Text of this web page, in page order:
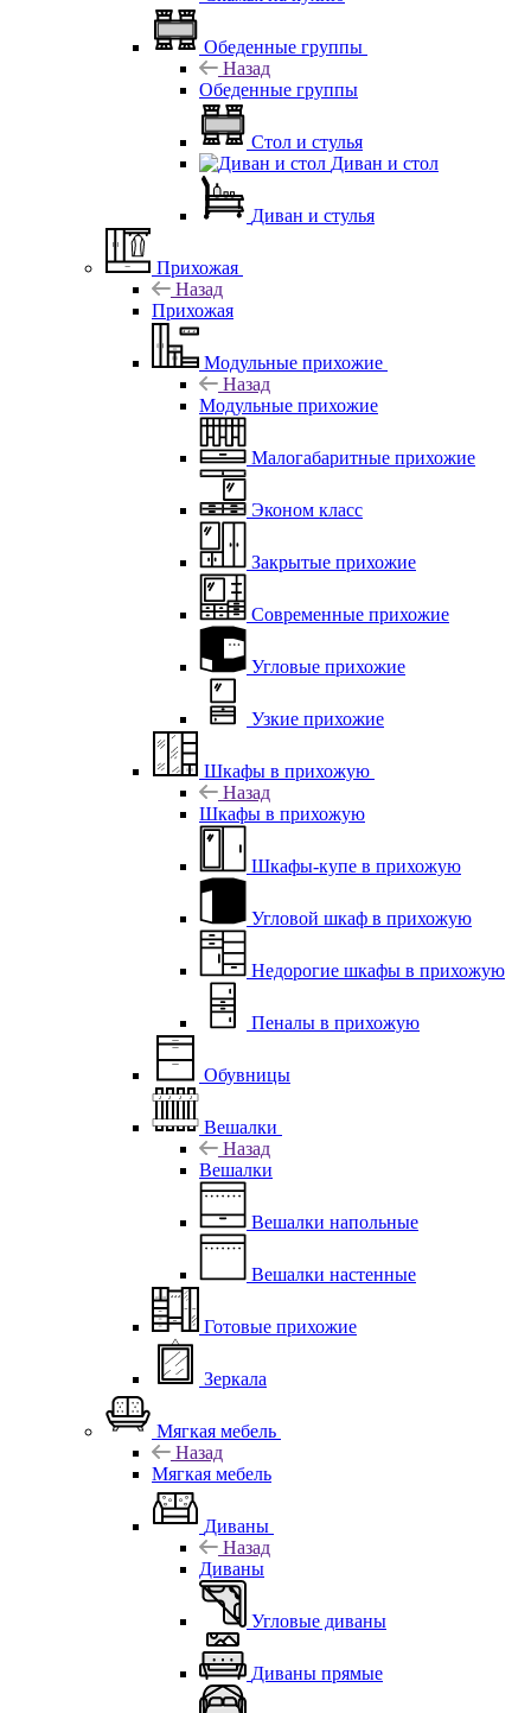
Обеденные группы
Назад
Обеденные группы
Стол и стулья
Диван и стол
Диван и стулья
Прихожая
Назад
Прихожая
Модульные прихожие
Назад
Модульные прихожие
Малогабаритные прихожие
Эконом класс
Закрытые прихожие
Современные прихожие
Угловые прихожие
Узкие прихожие
Шкафы в прихожую
Назад
Шкафы в прихожую
Шкафы-купе в прихожую
Угловой шкаф в прихожую
Недорогие шкафы в прихожую
Пеналы в прихожую
Обувницы
Вешалки
Назад
Вешалки
Вешалки напольные
Вешалки настенные
Готовые прихожие
Зеркала
Мягкая мебель
Назад
Мягкая мебель
Диваны
Назад
Диваны
Угловые диваны
Диваны прямые